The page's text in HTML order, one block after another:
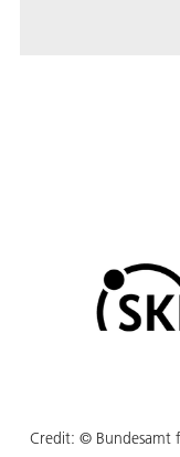
Credit: © Bundesamt